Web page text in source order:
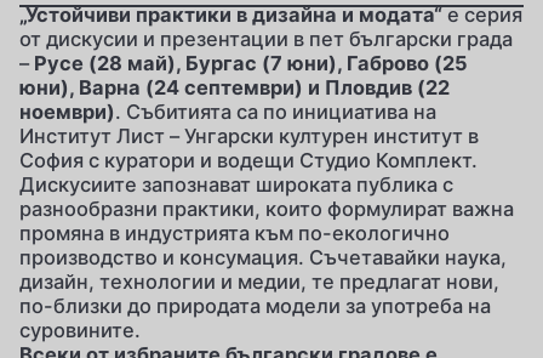
„Устойчиви практики в дизайна и модата“е серия
от дискусии и презентации в пет български града
– Русе (28 май), Бургас (7 юни), Габрово (25
юни), Варна (24 септември) и Пловдив (22
ноември). Събитията са по инициатива на
Институт Лист – Унгарски културен институт в
София с куратори и водещи Студио Комплект.
Дискусиите запознават широката публика с
разнообразни практики, които формулират важна
промяна в индустрията към по-екологично
производство и консумация. Съчетавайки наука,
дизайн, технологии и медии, те предлагат нови,
по-близки до природата модели за употреба на
суровините.